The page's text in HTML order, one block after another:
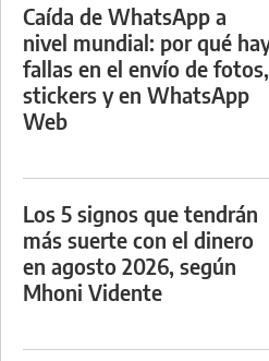
Caída de WhatsApp a
nivel mundial: por qué
fallas en el envío de fotos,
stickers y en WhatsApp
Web
Los 5 signos que tendrán
más suerte con el dinero
en agosto 2026, según
Mhoni Vidente